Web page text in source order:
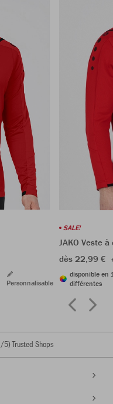
Personnalisable
SALE!
JAKO Veste
dès 22,99 €
disponible en
différentes
/5) Trusted Shops